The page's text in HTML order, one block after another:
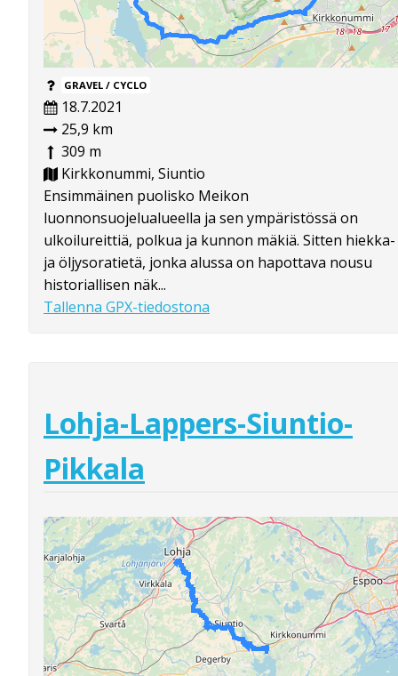
GRAVEL / CYCLO
18.7.2021
25,9 km
309 m
Kirkkonummi, Siuntio
Ensimmäinen puolisko Meikon
luonnonsuojelualueella ja sen ympäristössä on
ulkoilureittiä, polkua ja kunnon mäkiä. Sitten hiekka-
ja öljysoratietä, jonka alussa on hapottava nousu
historiallisen näk...
Tallenna GPX-tiedostona
Lohja-Lappers-Siuntio-
Pikkala